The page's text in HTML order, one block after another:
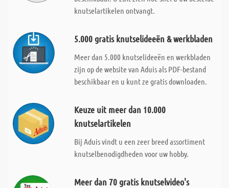
knutselartikelen ontvangt.
5.000 gratis knutselideeën & werkbladen
Meer dan 5.000 knutselideeën en werkbladen
zijn op de website van Aduis als PDF-bestand
beschikbaar en u kunt ze gratis downloaden.
Keuze uit meer dan 10.000
knutselartikelen
Bij Aduis vindt u een zeer breed assortiment
knutselbenodigdheden voor uw hobby.
Meer dan 70 gratis knutselvideo's